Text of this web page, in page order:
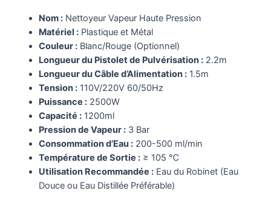
Nom :Nettoyeur Vapeur Haute Pression
Matériel :Plastique et Métal
Couleur :Blanc/Rouge (Optionnel)
Longueur du Pistolet de Pulvérisation :2.2m
Longueur du Câble d’Alimentation :1.5m
Tension :110V/220V 60/50Hz
Puissance :2500W
Capacité :1200ml
Pression de Vapeur :3 Bar
Consommation d’Eau :200-500 ml/min
Température de Sortie :≥ 105 ℃
Utilisation Recommandée :Eau du Robinet (Eau
Douce ou Eau Distillée Préférable)